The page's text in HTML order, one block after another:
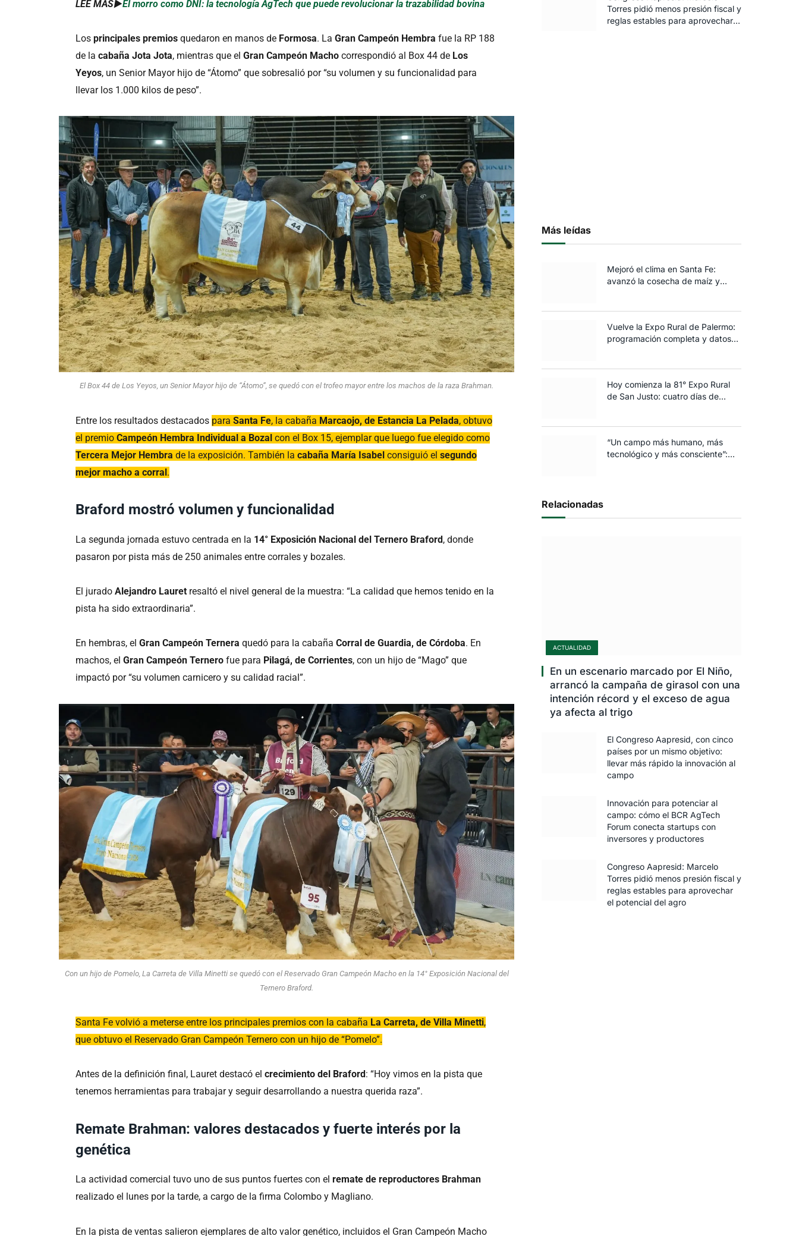
LEÉ MÁS►El morro como DNI: la tecnología AgTech que puede revolucionar la trazabilidad bovina
Losprincipales premios quedaron en manos de Formosa. LaGran Campeón Hembra fue la RP 188
de lacabaña Jota Jota, mientras que elGran Campeón Macho correspondió al Box 44 de Los
Yeyos, un Senior Mayor hijo de “Átomo” que sobresalió por “su volumen y su funcionalidad para
llevar los 1.000 kilos de peso”.
El Box 44 de Los Yeyos, un Senior Mayor hijo de “Átomo”, se quedó con el trofeo mayor entre los machos de la raza Brahman.
Entre los resultados destacados paraSanta Fe, la cabaña Marcaojo, de Estancia La Pelada, obtuvo
el premioCampeón Hembra Individual a Bozal con el Box 15, ejemplar que luego fue elegido como
Tercera Mejor Hembra de la exposición. También lacabaña María Isabel consiguió elsegundo
mejor macho a corral.
Braford mostró volumen y funcionalidad
La segunda jornada estuvo centrada en la 14° Exposición Nacional del Ternero Braford, donde
pasaron por pista más de 250 animales entre corrales y bozales.
El juradoAlejandro Lauret resaltó el nivel general de la muestra: “La calidad que hemos tenido en la
pista ha sido extraordinaria”.
En hembras, elGran Campeón Ternera quedó para la cabañaCorral de Guardia, de Córdoba. En
machos, elGran Campeón Ternero fue para Pilagá, de Corrientes, con un hijo de “Mago” que
impactó por “su volumen carnicero y su calidad racial”.
Con un hijo de Pomelo, La Carreta de Villa Minetti se quedó con el Reservado Gran Campeón Macho en la 14° Exposición Nacional del
Ternero Braford.
Santa Fe volvió a meterse entre los principales premios con la cabaña La Carreta, de Villa Minetti,
que obtuvo el Reservado Gran Campeón Ternero con un hijo de “Pomelo”.
Antes de la definición final, Lauret destacó elcrecimiento del Braford: “Hoy vimos en la pista que
tenemos herramientas para trabajar y seguir desarrollando a nuestra querida raza”.
Remate Brahman: valores destacados y fuerte interés por la
genética
La actividad comercial tuvo uno de sus puntos fuertes con elremate de reproductores Brahman
realizado el lunes por la tarde, a cargo de la firma Colombo y Magliano.
En la pista de ventas salieron ejemplares de alto valor genético, incluidos el Gran Campeón Macho
Torres pidió menos presión fiscal y
reglas estables para aprovechar
Más leídas
Mejoró el clima en Santa Fe:
avanzó la cosecha de maíz y
Vuelve la Expo Rural de Palermo:
programación completa y datos
Hoy comienza la 81° Expo Rural
de San Justo: cuatro días de
“Un campo más humano, más
tecnológico y más consciente”:
Relacionadas
ACTUALIDAD
En un escenario marcado por El Niño,
arrancó la campaña de girasol con una
intención récord y el exceso de agua
ya afecta al trigo
El Congreso Aapresid, con cinco
países por un mismo objetivo:
llevar más rápido la innovación al
campo
Innovación para potenciar al
campo: cómo el BCR AgTech
Forum conecta startups con
inversores y productores
Congreso Aapresid: Marcelo
Torres pidió menos presión fiscal y
reglas estables para aprovechar
el potencial del agro